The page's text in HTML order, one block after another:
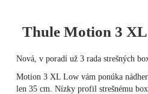
Thule Motion 3
Nová, v poradí už 3 rada strešných
Motion 3 XL Low vám ponúka
len 35 cm. Nízky profil strešnému